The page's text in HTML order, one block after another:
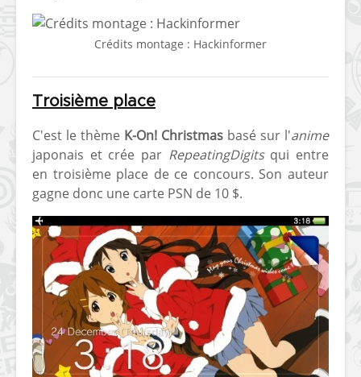
Crédits montage : Hackinformer
Troisième place
C'est le thème K-On! Christmas basé sur l'anime
japonais et crée par RepeatingDigitsqui entre
en troisième place de ce concours. Son auteur
gagne donc une carte PSN de 10 $.
[Vita] Ouverture de
KyûHEN, le nouveau
[Switch]